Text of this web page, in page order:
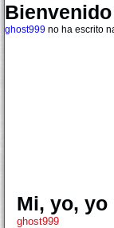
ghost999 no ha escrito
Mi, yo, yo
ghost999